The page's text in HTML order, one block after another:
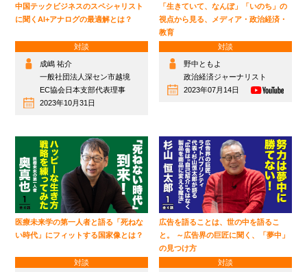
中国テックビジネスのスペシャリスト
に聞くAI+アナログの最適解とは？
対談
成嶋 祐介
一般社団法人深セン市越境
EC協会日本支部代表理事
2023年10月31日
「生きていて、なんぼ」「いのち」の
視点から見る、メディア・政治経済・
教育
対談
野中ともよ
政治経済ジャーナリスト
2023年07月14日
医療未来学の第一人者と語る「死ねな
い時代」にフィットする国家像とは？
対談
広告を語ることは、世の中を語るこ
と。 ～広告界の巨匠に聞く、「夢中」
の見つけ方
対談